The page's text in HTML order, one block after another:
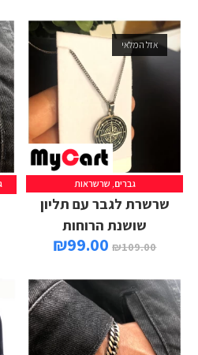
אזל המלאי
מידע נוסף
גברים, שרשראות
שרשרת לגבר עם תליון
שושנת הרוחות
₪109.00
₪99.00